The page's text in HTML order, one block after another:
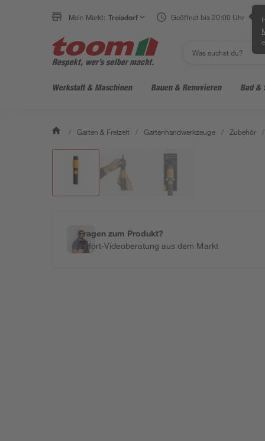
Mein Markt: Troisdorf Geöffnet bis 20:00 Uhr
Werkstatt & Maschinen Bauen & Renovieren Bad &
/ Garten & Freizeit / Gartenhandwerkzeuge / Zubehör /
Fragen zum Produkt?
Sofort-Videoberatung aus dem Markt